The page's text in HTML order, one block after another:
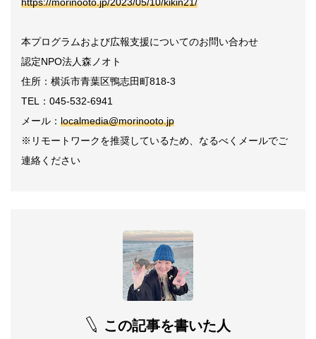
本プログラムおよび広報支援についてのお問い合わせ
認定NPO法人森ノオト
住所：横浜市青葉区鴨志田町818-3
TEL：045-532-6941
メール： localmedia@morinooto.jp
※リモートワークを推奨しているため、なるべくメールでご
連絡ください
この記事を書いた人